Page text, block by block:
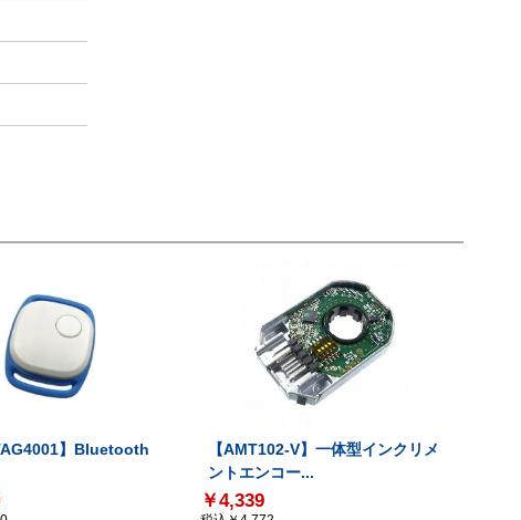
】Bluetooth
【AMT102-V】一体型インクリメ
ントエンコー...
￥4,339